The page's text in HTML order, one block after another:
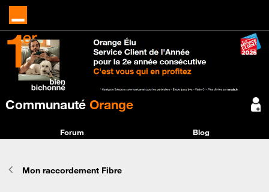
Communauté Orange
Forum Blog
Mon raccordement Fibre